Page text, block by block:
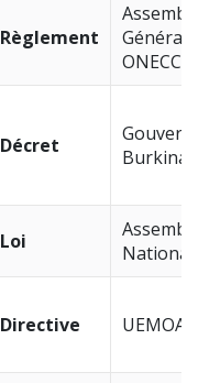
Règlement
Générale
Décret
Burkina
Loi
Directive UEMOA